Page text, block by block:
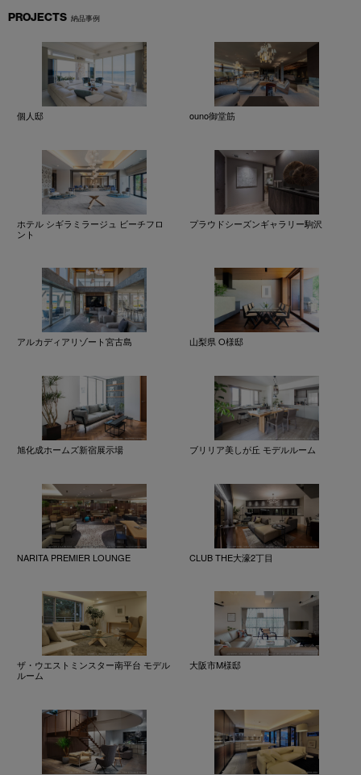
PROJECTS 納品事例
個人邸 ouno御堂筋
ホテル シギラミラージュ ビーチフロ
ント
プラウドシーズンギャラリー駒沢
アルカディアリゾート宮古島 山梨県 O様邸
旭化成ホームズ新宿展示場 ブリリア美しが丘 モデルルーム
NARITA PREMIER LOUNGE CLUB THE大濠2丁目
ザ・ウエストミンスター南平台 モデル
ルーム
大阪市M様邸